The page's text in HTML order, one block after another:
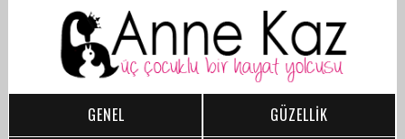
GENEL
GÜZELLİK